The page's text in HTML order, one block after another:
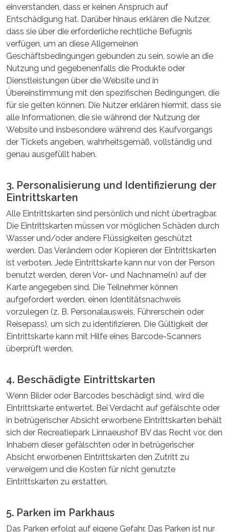
einverstanden, dass er keinen Anspruch auf
Entschädigung hat. Darüber hinaus erklären die Nutzer,
dass sie über die erforderliche rechtliche Befugnis
verfügen, um an diese Allgemeinen
Geschäftsbedingungen gebunden zu sein, sowie an die
Nutzung und gegebenenfalls die Produkte oder
Dienstleistungen über die Website und in
Übereinstimmung mit den spezifischen Bedingungen, die
für sie gelten können. Die Nutzer erklären hiermit, dass sie
alle Informationen, die sie während der Nutzung der
Website und insbesondere während des Kaufvorgangs
der Tickets angeben, wahrheitsgemäß, vollständig und
genau ausgefüllt haben.
3. Personalisierung und Identifizierung der
Eintrittskarten
Alle Eintrittskarten sind persönlich und nicht übertragbar.
Die Eintrittskarten müssen vor möglichen Schäden durch
Wasser und/oder andere Flüssigkeiten geschützt
werden. Das Verändern oder Kopieren der Eintrittskarten
ist verboten. Jede Eintrittskarte kann nur von der Person
benutzt werden, deren Vor- und Nachname(n) auf der
Karte angegeben sind. Die Teilnehmer können
aufgefordert werden, einen Identitätsnachweis
vorzulegen (z. B. Personalausweis, Führerschein oder
Reisepass), um sich zu identifizieren. Die Gültigkeit der
Eintrittskarte kann mit Hilfe eines Barcode-Scanners
überprüft werden.
4. Beschädigte Eintrittskarten
Wenn Bilder oder Barcodes beschädigt sind, wird die
Eintrittskarte entwertet. Bei Verdacht auf gefälschte oder
in betrügerischer Absicht erworbene Eintrittskarten behält
sich der Recreatiepark Linnaeushof BV das Recht vor, den
Inhabern dieser gefälschten oder in betrügerischer
Absicht erworbenen Eintrittskarten den Zutritt zu
verweigern und die Kosten für nicht genutzte
Eintrittskarten zu erstatten.
5. Parken im Parkhaus
Das Parken erfolgt auf eigene Gefahr. Das Parken ist nur